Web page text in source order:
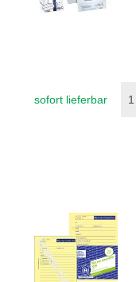
sofort lieferbar